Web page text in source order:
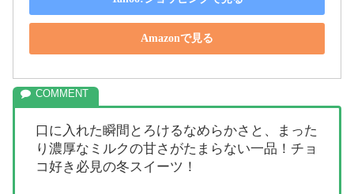
Amazonで見る
口に入れた瞬間とろけるなめらかさと、まった
り濃厚なミルクの甘さがたまらない一品！チョ
コ好き必見の冬スイーツ！